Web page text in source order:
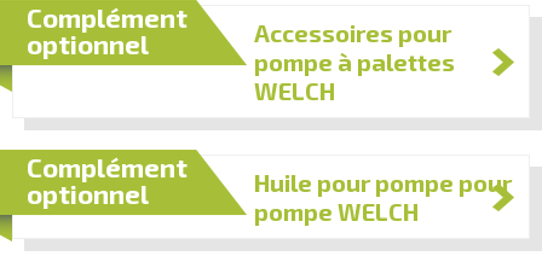
Complément
optionnel
Accessoires pour
pompe à palettes
WELCH
Complément
optionnel
Huile pour pompe pour
pompe WELCH